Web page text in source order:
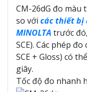
CM-26dG đo
so với các thiết bị
MINOLTA trước
SCE). Các phép
SCE + Gloss) có
giây.
Tốc độ đo nhanh